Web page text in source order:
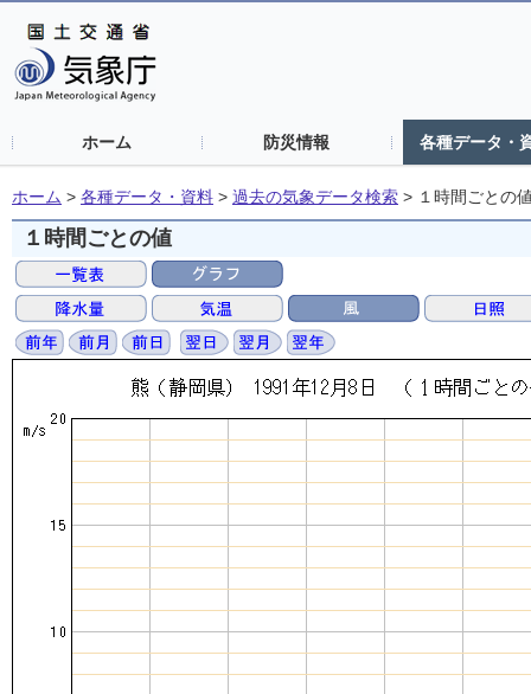
ホーム 防災情報 各種データ・
ホーム > 各種データ・資料 > 過去の気象データ検索 > １時間ごとの
１時間ごとの値